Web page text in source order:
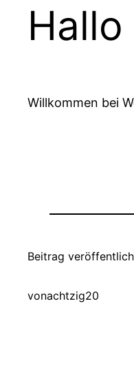
Hallo
Willkommen bei
Beitrag
vonachtzig20